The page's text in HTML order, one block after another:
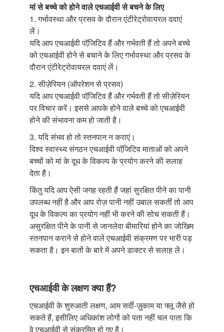
मां से बच्चे को होने वाले एचआईवी से बचने के लिए
1. गर्भावस्था और प्रसव के दौरान एंटीरेट्रोवायरल दवाएं
लें।
यदि आप एचआईवी पॉजि़टिव हैं और गर्भवती हैं तो अपने बच्चे
को एचआईवी होने से बचाने के लिए गर्भावस्था और प्रसव के
दौरान एंटीरेट्रोवायरल दवाएं लें।
2. सीज़ेरियन (ऑपरेशन से प्रसव)
यदि आप एचआईवी पॉजि़टिव हैं और गर्भवती हैं तो सीज़ेरियन
पर विचार करें। इससे आपके होने वाले बच्चे को एचआईवी
होने की संभावना कम हो जाती है।
3. यदि संभव हो तो स्तनपान न कराएं।
विश्व स्वास्थ्य संगठन एचआईवी पॉजि़टिव माताओं को अपने
बच्चों को मां के दूध के विकल्प के प्रयोग करने की सलाह
देता है।
किंतु यदि आप ऐसी जगह रहती हैं जहां सुरक्षित पीने का पानी
उपलब्ध नहीं है और आप रोज़ पानी नहीं उबाल सकतीं तो आप
दूध के विकल्प का प्रयोग नहीं भी करने की सोच सकती हैं।
असुरक्षित पीने के पानी से जानलेवा बीमारियां होने का जोखिम
स्तनपान कराने से होने वाले एचआईवी संक्रमण पर भारी पड़
सकता है। इन बातों के बारे में अपने डाक्टर से सलाह लें।
एचआईवी के लक्षण क्या हैं?
एचआईवी के शुरुआती लक्षण, आम सर्दी-ज़ुकाम या फ्लू जैसे हो
सकते हैं, इसीलिए अधिकांश लोगों को पता नहीं चल पाता कि
वे एचआईवी से संक्रमित हो गए है।